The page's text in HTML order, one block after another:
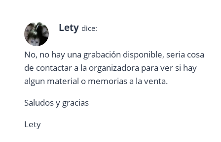
Lety dice:
No, no hay una grabación disponible, seria cosa
de contactar a la organizadora para ver si hay
algun material o memorias a la venta.
Saludos y gracias
Lety